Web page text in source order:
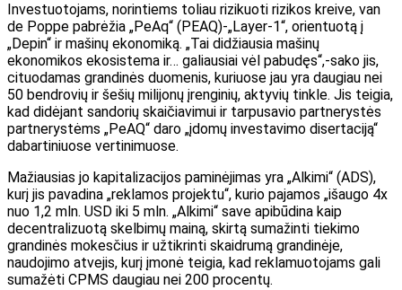
Investuotojams, norintiems toliau rizikuoti rizikos kreive, van
de Poppe pabrėžia „PeAq“ (PEAQ)-„Layer-1“, orientuotą į
„Depin“ ir mašinų ekonomiką. „Tai didžiausia mašinų
ekonomikos ekosistema ir… galiausiai vėl pabudęs“,-sako jis,
cituodamas grandinės duomenis, kuriuose jau yra daugiau nei
50 bendrovių ir šešių milijonų įrenginių, aktyvių tinkle. Jis teigia,
kad didėjant sandorių skaičiavimui ir tarpusavio partnerystės
partnerystėms „PeAQ“ daro „įdomų investavimo disertaciją“
dabartiniuose vertinimuose.
Mažiausias jo kapitalizacijos paminėjimas yra „Alkimi“ (ADS),
kurį jis pavadina „reklamos projektu“, kurio pajamos „išaugo 4x
nuo 1,2 mln. USD iki 5 mln. „Alkimi“ save apibūdina kaip
decentralizuotą skelbimų mainą, skirtą sumažinti tiekimo
grandinės mokesčius ir užtikrinti skaidrumą grandinėje,
naudojimo atvejis, kurį įmonė teigia, kad reklamuotojams gali
sumažėti CPMS daugiau nei 200 procentų.